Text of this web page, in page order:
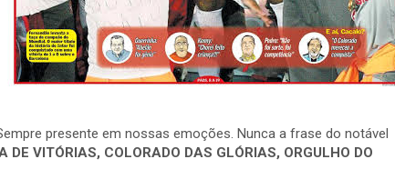
presente em nossas emoções. Nunca a frase do notável
DE VITÓRIAS, COLORADO DAS GLÓRIAS, ORGULHO DO